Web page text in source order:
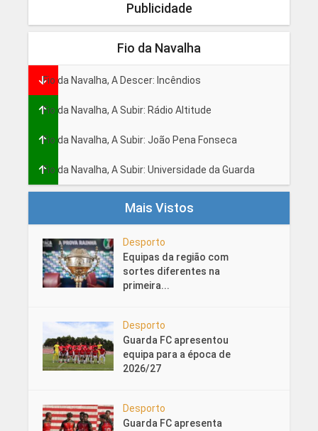
Publicidade
Fio da Navalha
Fio da Navalha, A Descer: Incêndios
Fio da Navalha, A Subir: Rádio Altitude
Fio da Navalha, A Subir: João Pena Fonseca
Fio da Navalha, A Subir: Universidade da Guarda
Mais Vistos
Desporto
Equipas da região com
sortes diferentes na
primeira...
Desporto
Guarda FC apresentou
equipa para a época de
2026/27
Desporto
Guarda FC apresenta